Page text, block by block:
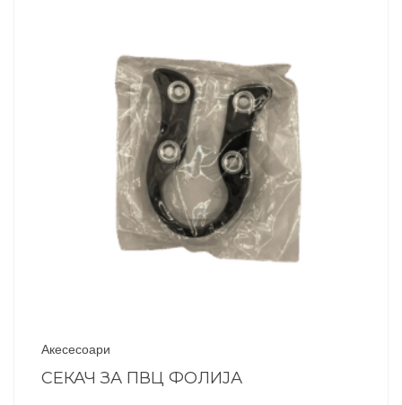
Акесесоари
СЕКАЧ ЗА ПВЦ ФОЛИЈА